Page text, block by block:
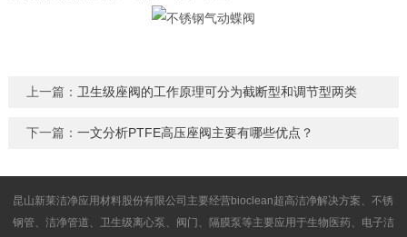
上一篇： 卫生级座阀的工作原理可分为截断型和调节型两类
下一篇： 一文分析PTFE高压座阀主要有哪些优点？
昆山新莱洁净应用材料股份有限公司主要经营bioclean超高洁净解决方案、不锈
钢管、洁净管道、卫生级离心泵、阀门、隔膜泵等主要应用于生物医药、电子洁